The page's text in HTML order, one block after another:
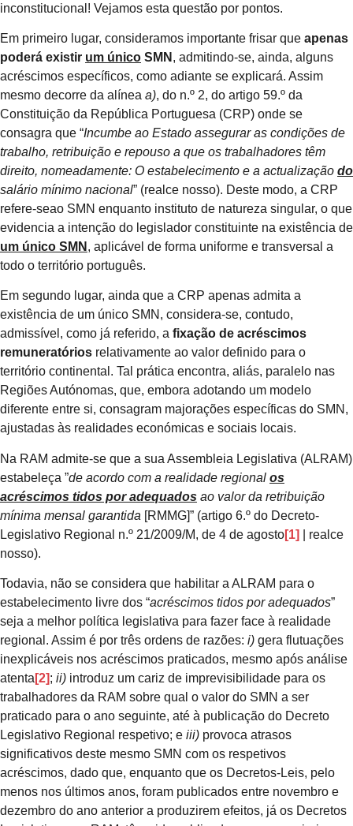
inconstitucional! Vejamos esta questão por pontos.
Em primeiro lugar, consideramos importante frisar que apenas
poderá existir um único SMN , admitindo-se, ainda, alguns
acréscimos específicos, como adiante se explicará. Assim
mesmo decorre da alínea a), do n.º 2, do artigo 59.º da
Constituição da República Portuguesa (CRP) onde se
consagra que “Incumbe ao Estado assegurar as condições de
trabalho, retribuição e repouso a que os trabalhadores têm
direito, nomeadamente: O estabelecimento e a actualização do
salário mínimo nacional” (realce nosso). Deste modo, a CRP
refere-seao SMN enquanto instituto de natureza singular, o que
evidencia a intenção do legislador constituinte na existência de
um único SMN , aplicável de forma uniforme e transversal a
todo o território português.
Em segundo lugar, ainda que a CRP apenas admita a
existência de um único SMN, considera-se, contudo,
admissível, como já referido, a fixação de acréscimos
remuneratórios relativamente ao valor definido para o
território continental. Tal prática encontra, aliás, paralelo nas
Regiões Autónomas, que, embora adotando um modelo
diferente entre si, consagram majorações específicas do SMN,
ajustadas às realidades económicas e sociais locais.
Na RAM admite-se que a sua Assembleia Legislativa (ALRAM)
estabeleça ”de acordo com a realidade regional os
acréscimos tidos por adequados ao valor da retribuição
mínima mensal garantida [RMMG]” (artigo 6.º do Decreto-
Legislativo Regional n.º 21/2009/M, de 4 de agosto[1]
| realce
nosso).
Todavia, não se considera que habilitar a ALRAM para o
estabelecimento livre dos “acréscimos tidos por adequados”
seja a melhor política legislativa para fazer face à realidade
regional. Assim é por três ordens de razões: i) gera flutuações
inexplicáveis nos acréscimos praticados, mesmo após análise
atenta [2]; ii) introduz um cariz de imprevisibilidade para os
trabalhadores da RAM sobre qual o valor do SMN a ser
praticado para o ano seguinte, até à publicação do Decreto
Legislativo Regional respetivo; e iii) provoca atrasos
significativos deste mesmo SMN com os respetivos
acréscimos, dado que, enquanto que os Decretos-Leis, pelo
menos nos últimos anos, foram publicados entre novembro e
dezembro do ano anterior a produzirem efeitos, já os Decretos